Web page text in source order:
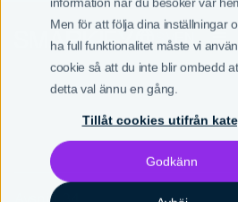
Men för att följa dina inställningar
ha full funktionalitet måste vi
cookie så att du inte blir ombedd
detta val ännu en gång.
Tillåt cookies utifrån
Godkänn
SVEN